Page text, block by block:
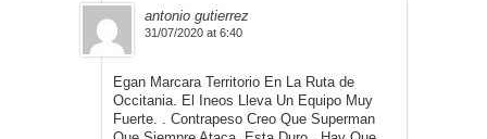
antonio gutierrez
31/07/2020 at 6:40
Egan Marcara Territorio En La Ruta de
Occitania. El Ineos Lleva Un Equipo Muy
Fuerte. . Contrapeso Creo Que Superman